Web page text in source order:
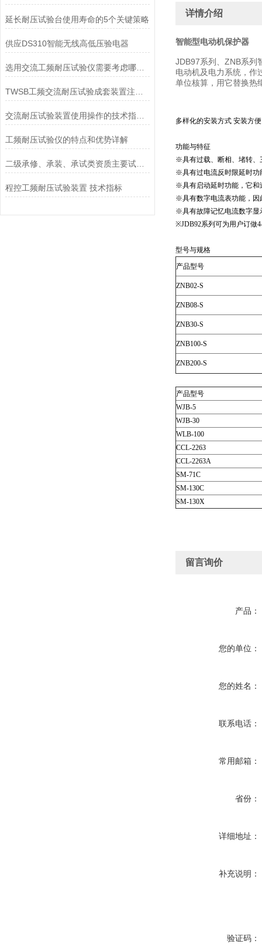
延长耐压试验台使用寿命的5个关键策略
供应DS310智能无线高低压验电器
选用交流工频耐压试验仪需要考虑哪些问题？
交流耐压试验装置使用操作的技术指导思路
工频耐压试验仪的特点和优势详解
二级承修、承装、承试类资质主要试验设备配置表
程控工频耐压试验装置 技术指标
详情介绍
智能型电动机保护器
JDB97系列、ZNB系列
电动机及电力系统，作
单位核算，用它替换热
多样化的安装方式 安装方
功能与特征
※具有过载、断相、堵转、
※具有过电流反时限延时功
※具有启动延时功能，它和
※具有数字电流表功能，因
※具有故障记忆电流数字显
※JDB92系列可为用户订做
型号与规格
产品型号
ZNB02-S
ZNB08-S
ZNB30-S
ZNB100-S
ZNB200-S
产品型号
WJB-5
WJB-30
WLB-100
CCL-2263
CCL-2263A
SM-71C
SM-130C
SM-130X
留言询价
产品：
您的单位：
您的姓名：
联系电话：
常用邮箱：
省份：
详细地址：
补充说明：
验证码：